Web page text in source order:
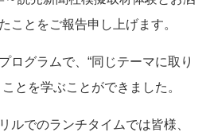
ことをご報告申し上げます。
ログラムで、“同じテーマに取り
とを学ぶことができました。
ルでのランチタイムでは皆様、